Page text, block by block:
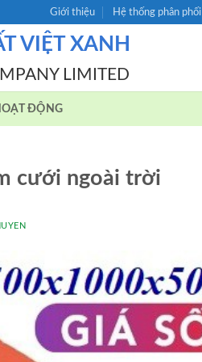
Giới thiệu Hệ thống phân phối
VIỆT XANH
LIMITED
ĐỘNG
cưới ngoài trời